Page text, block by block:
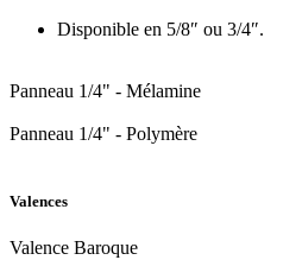
Disponible en 5/8″ ou 3/4″.
Panneau 1/4" - Mélamine
Panneau 1/4" - Polymère
Valences
Valence Baroque